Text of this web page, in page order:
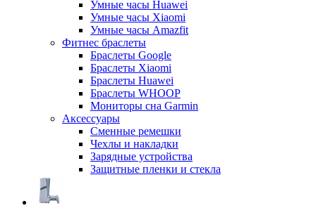
Умные часы Huawei
Умные часы Xiaomi
Умные часы Amazfit
Фитнес браслеты
Браслеты Google
Браслеты Xiaomi
Браслеты Huawei
Браслеты WHOOP
Мониторы сна Garmin
Аксессуары
Сменные ремешки
Чехлы и накладки
Зарядные устройства
Защитные пленки и стекла